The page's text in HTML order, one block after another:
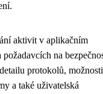
aktivit v aplikačním
na
protokolů, možnosti
a také uživatelská